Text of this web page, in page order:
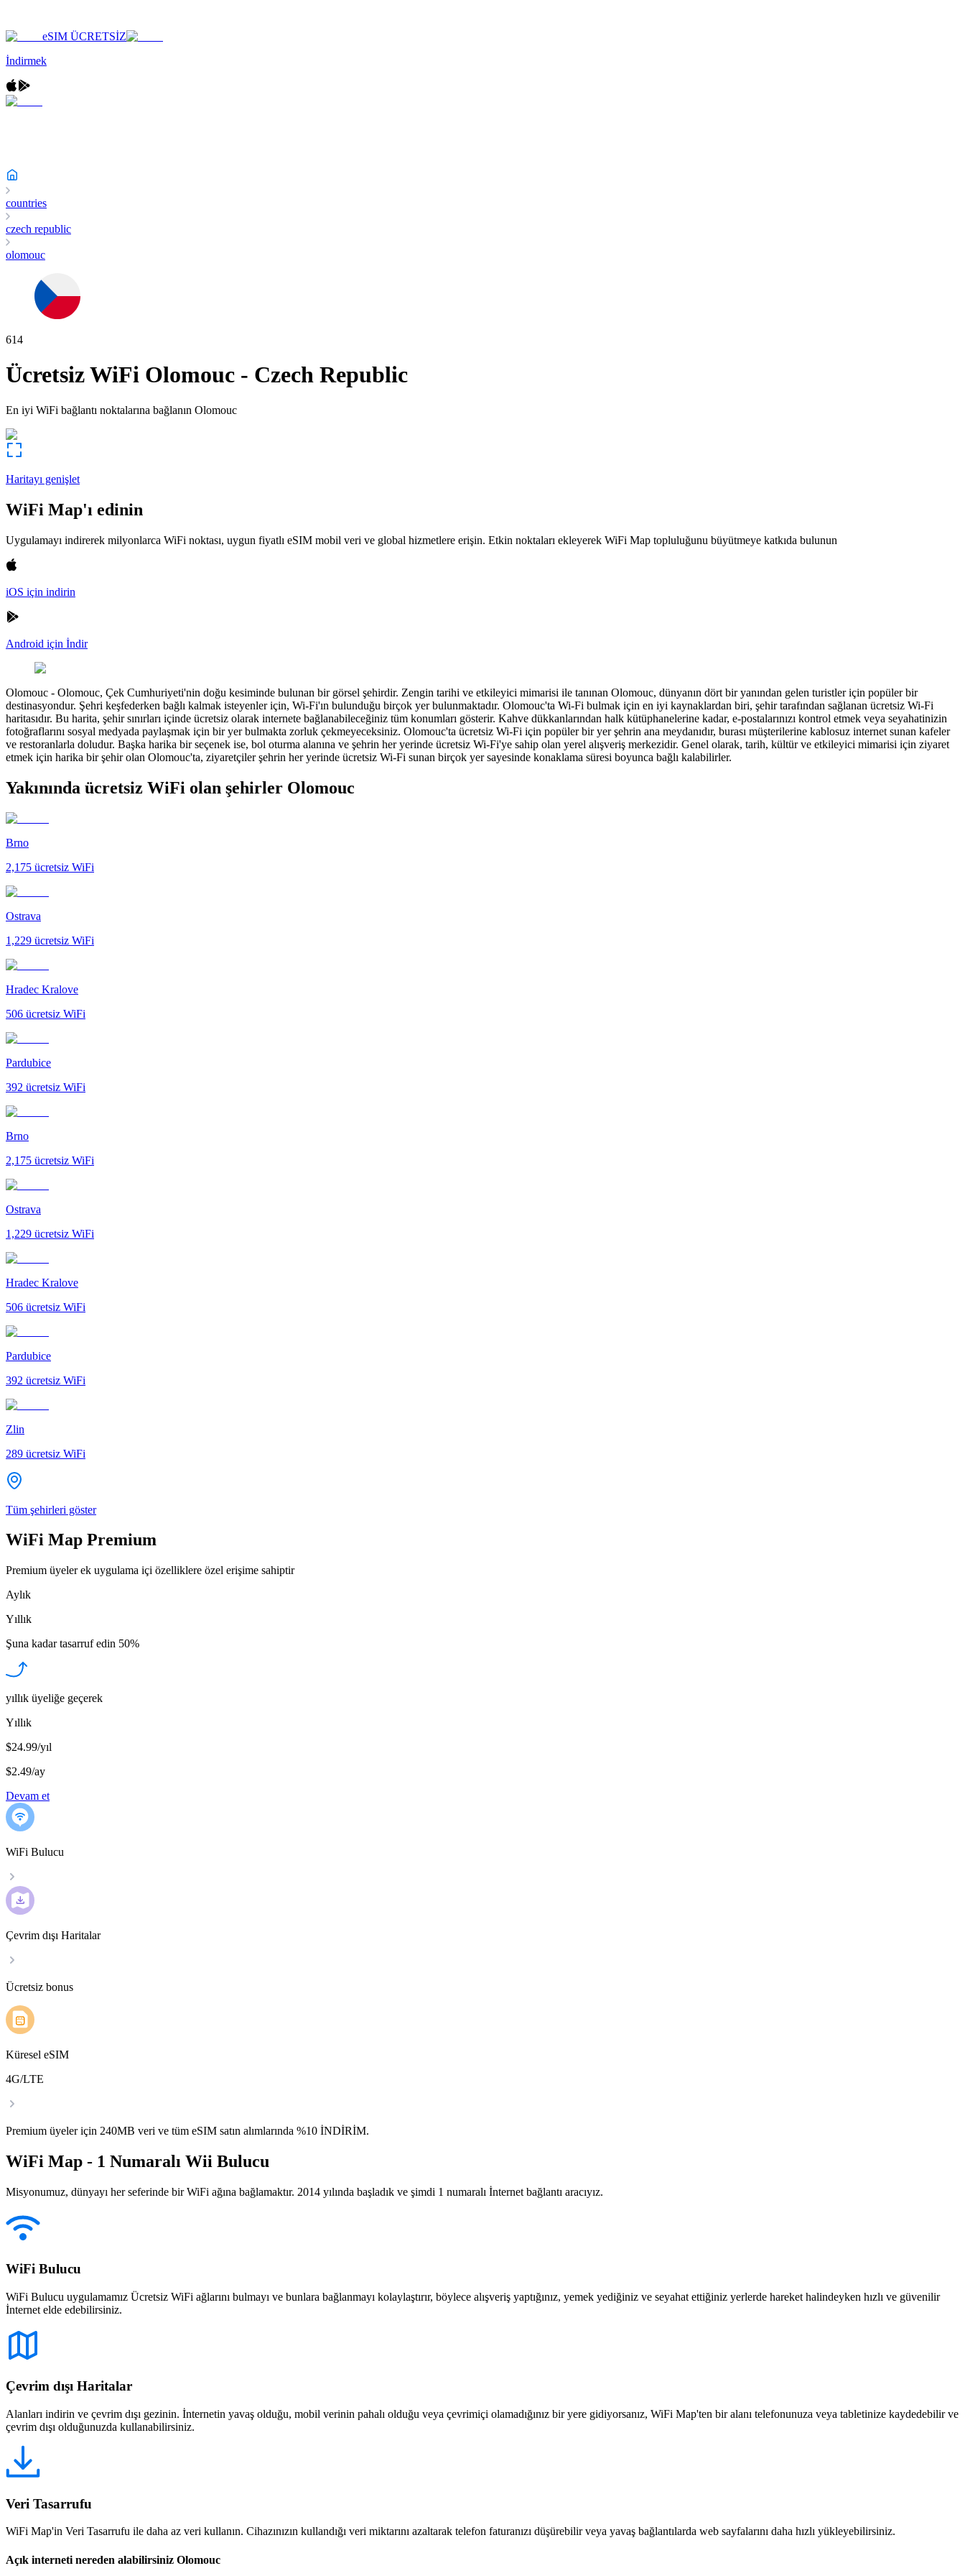
eSIM ÜCRETSİZ
İndirmek
countries
czech republic
olomouc
614
Ücretsiz WiFi Olomouc - Czech Republic
En iyi WiFi bağlantı noktalarına bağlanın Olomouc
Haritayı genişlet
WiFi Map'ı edinin
Uygulamayı indirerek milyonlarca WiFi noktası, uygun fiyatlı eSIM mobil veri ve global hizmetlere erişin. Etkin noktaları ekleyerek WiFi Map topluluğunu büyütmeye katkıda bulunun
iOS için indirin
Android için İndir
Olomouc - Olomouc, Çek Cumhuriyeti'nin doğu kesiminde bulunan bir görsel şehirdir. Zengin tarihi ve etkileyici mimarisi ile tanınan Olomouc, dünyanın dört bir yanından gelen turistler için popüler bir
destinasyondur. Şehri keşfederken bağlı kalmak isteyenler için, Wi-Fi'ın bulunduğu birçok yer bulunmaktadır. Olomouc'ta Wi-Fi bulmak için en iyi kaynaklardan biri, şehir tarafından sağlanan ücretsiz Wi-Fi
haritasıdır. Bu harita, şehir sınırları içinde ücretsiz olarak internete bağlanabileceğiniz tüm konumları gösterir. Kahve dükkanlarından halk kütüphanelerine kadar, e-postalarınızı kontrol etmek veya seyahatinizin
fotoğraflarını sosyal medyada paylaşmak için bir yer bulmakta zorluk çekmeyeceksiniz. Olomouc'ta ücretsiz Wi-Fi için popüler bir yer şehrin ana meydanıdır, burası müşterilerine kablosuz internet sunan kafeler
ve restoranlarla doludur. Başka harika bir seçenek ise, bol oturma alanına ve şehrin her yerinde ücretsiz Wi-Fi'ye sahip olan yerel alışveriş merkezidir. Genel olarak, tarih, kültür ve etkileyici mimarisi için ziyaret
etmek için harika bir şehir olan Olomouc'ta, ziyaretçiler şehrin her yerinde ücretsiz Wi-Fi sunan birçok yer sayesinde konaklama süresi boyunca bağlı kalabilirler.
Yakınında ücretsiz WiFi olan şehirler Olomouc
Brno
2,175 ücretsiz WiFi
Ostrava
1,229 ücretsiz WiFi
Hradec Kralove
506 ücretsiz WiFi
Pardubice
392 ücretsiz WiFi
Brno
2,175 ücretsiz WiFi
Ostrava
1,229 ücretsiz WiFi
Hradec Kralove
506 ücretsiz WiFi
Pardubice
392 ücretsiz WiFi
Zlin
289 ücretsiz WiFi
Tüm şehirleri göster
WiFi Map Premium
Premium üyeler ek uygulama içi özelliklere özel erişime sahiptir
Aylık
Yıllık
Şuna kadar tasarruf edin 50%
yıllık üyeliğe geçerek
Yıllık
$24.99/yıl
$2.49/ay
Devam et
WiFi Bulucu
Çevrim dışı Haritalar
Ücretsiz bonus
Küresel eSIM
4G/LTE
Premium üyeler için 240MB veri ve tüm eSIM satın alımlarında %10 İNDİRİM.
WiFi Map - 1 Numaralı Wii Bulucu
Misyonumuz, dünyayı her seferinde bir WiFi ağına bağlamaktır. 2014 yılında başladık ve şimdi 1 numaralı İnternet bağlantı aracıyız.
WiFi Bulucu
WiFi Bulucu uygulamamız Ücretsiz WiFi ağlarını bulmayı ve bunlara bağlanmayı kolaylaştırır, böylece alışveriş yaptığınız, yemek yediğiniz ve seyahat ettiğiniz yerlerde hareket halindeyken hızlı ve güvenilir
İnternet elde edebilirsiniz.
Çevrim dışı Haritalar
Alanları indirin ve çevrim dışı gezinin. İnternetin yavaş olduğu, mobil verinin pahalı olduğu veya çevrimiçi olamadığınız bir yere gidiyorsanız, WiFi Map'ten bir alanı telefonunuza veya tabletinize kaydedebilir ve
çevrim dışı olduğunuzda kullanabilirsiniz.
Veri Tasarrufu
WiFi Map'in Veri Tasarrufu ile daha az veri kullanın. Cihazınızın kullandığı veri miktarını azaltarak telefon faturanızı düşürebilir veya yavaş bağlantılarda web sayfalarını daha hızlı yükleyebilirsiniz.
Açık interneti nereden alabilirsiniz Olomouc